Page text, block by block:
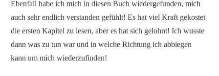
Ebenfall habe ich mich in diesen Buch wiedergefunden, mich
auch sehr endlich verstanden gefühlt! Es hat viel Kraft gekostet
die ersten Kapitel zu lesen, aber es hat sich gelohnt! Ich wusste
dann was zu tun war und in welche Richtung ich abbiegen
kann um mich wiederzufinden!